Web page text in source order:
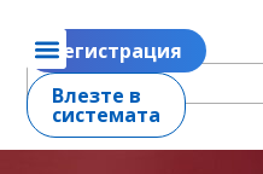
Регистрация
Влезте в
системата